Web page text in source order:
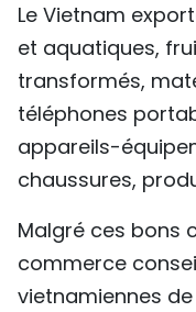
Le Vietnam
et aquatiques,
transformés,
téléphones
appareils-
chaussures,
Malgré ces bons
commerce
vietnamiennes